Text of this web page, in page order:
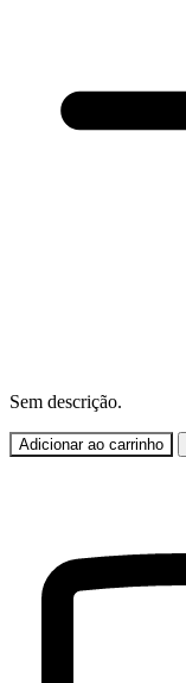
Sem descrição.
Adicionar ao carrinho